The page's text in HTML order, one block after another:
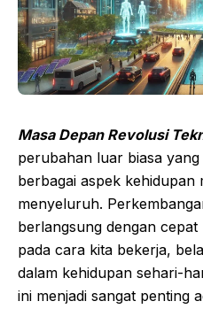
Masa Depan Revolusi
perubahan luar biasa
berbagai aspek kehidupan
menyeluruh.
berlangsung dengan
pada cara kita bekerja,
dalam kehidupan sehari-
ini menjadi sangat penting